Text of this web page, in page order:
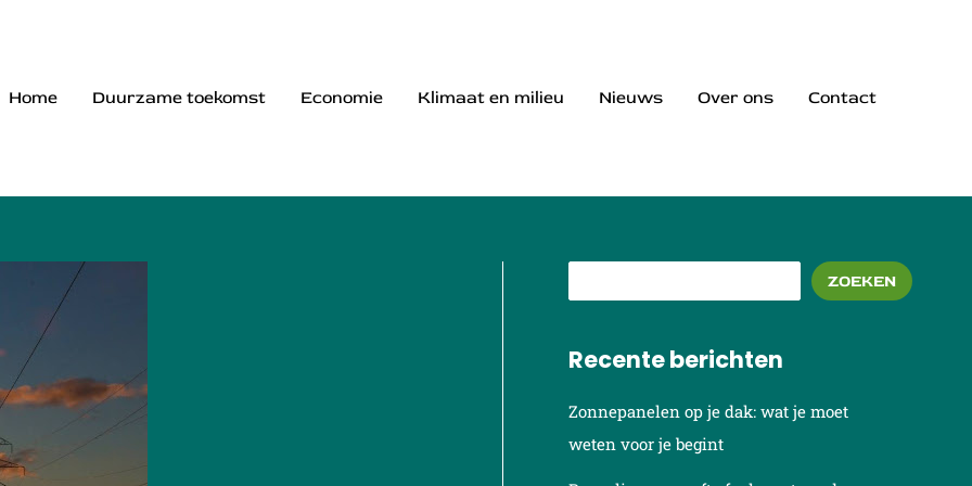
Home Duurzame toekomst Economie Klimaat en milieu Nieuws Over ons Contact
ZOEKEN
Recente berichten
Zonnepanelen op je dak: wat je moet
weten voor je begint